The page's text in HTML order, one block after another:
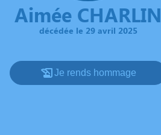
Aimée CHARLIN
décédée le 29 avril 2025
Je rends hommage